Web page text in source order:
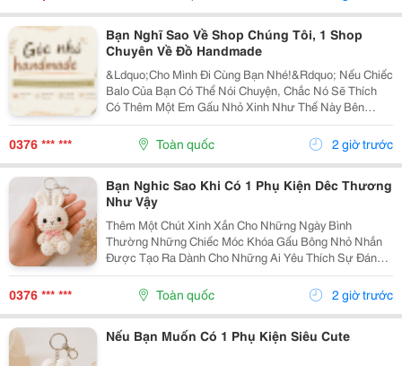
Bạn Nghĩ Sao Về Shop Chúng Tôi, 1 Shop
Chuyên Về Đồ Handmade
&Ldquo;Cho Mình Đi Cùng Bạn Nhé!&Rdquo; Nếu Chiếc
Balo Của Bạn Có Thể Nói Chuyện, Chắc Nó Sẽ Thích
Có Thêm Một Em Gấu Nhỏ Xinh Như Thế Này Bên
Cạnh. Từ Những Buổi Đi Học, Đi Làm, Đi Cà Phê Hay
Những Chuyến Đi Chơi Cuối Tuần, Em Móc Khóa Gấu
Bông...
0376 *** *** Toàn quốc 2 giờ trước
Bạn Nghic Sao Khi Có 1 Phụ Kiện Dêc Thương
Như Vậy
Thêm Một Chút Xinh Xắn Cho Những Ngày Bình
Thường Những Chiếc Móc Khóa Gấu Bông Nhỏ Nhắn
Được Tạo Ra Dành Cho Những Ai Yêu Thích Sự Đáng
Yêu Và Những Món Đồ Có Dấu Ấn Riêng. Từ Chiếc Balo
Đi Học, Túi Xách Đi Chơi Đến Chùm Chìa Khóa Quen
Thuộc,...
0376 *** *** Toàn quốc 2 giờ trước
Nếu Bạn Muốn Có 1 Phụ Kiện Siêu Cute